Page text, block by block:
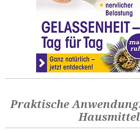
Praktische
Hausmittel